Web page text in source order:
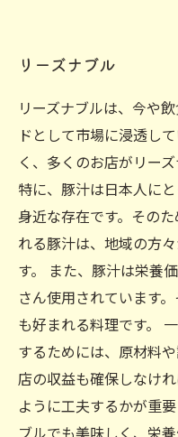
リーズナブル
リーズナブルは、今や
ドとして市場に浸透し
く、多くのお店がリー
特に、豚汁は日本人に
身近な存在です。その
れる豚汁は、地域の方
す。 また、豚汁は栄養
さん使用されています
も好まれる料理です。
するためには、原材料
店の収益も確保しなけ
ように工夫するかが重
ブルでも美味しく、栄